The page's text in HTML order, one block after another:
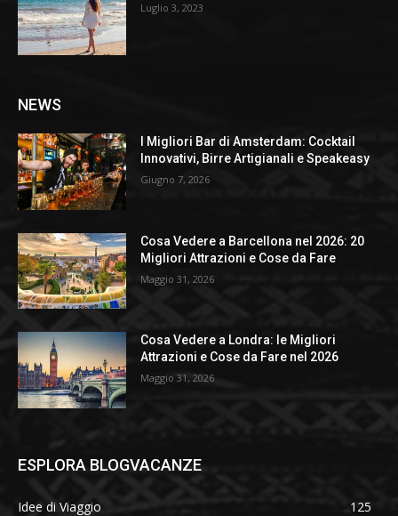
Luglio 3, 2023
NEWS
I Migliori Bar di Amsterdam: Cocktail
Innovativi, Birre Artigianali e Speakeasy
Giugno 7, 2026
Cosa Vedere a Barcellona nel 2026: 20
Migliori Attrazioni e Cose da Fare
Maggio 31, 2026
Cosa Vedere a Londra: le Migliori
Attrazioni e Cose da Fare nel 2026
Maggio 31, 2026
ESPLORA BLOGVACANZE
Idee di Viaggio
125